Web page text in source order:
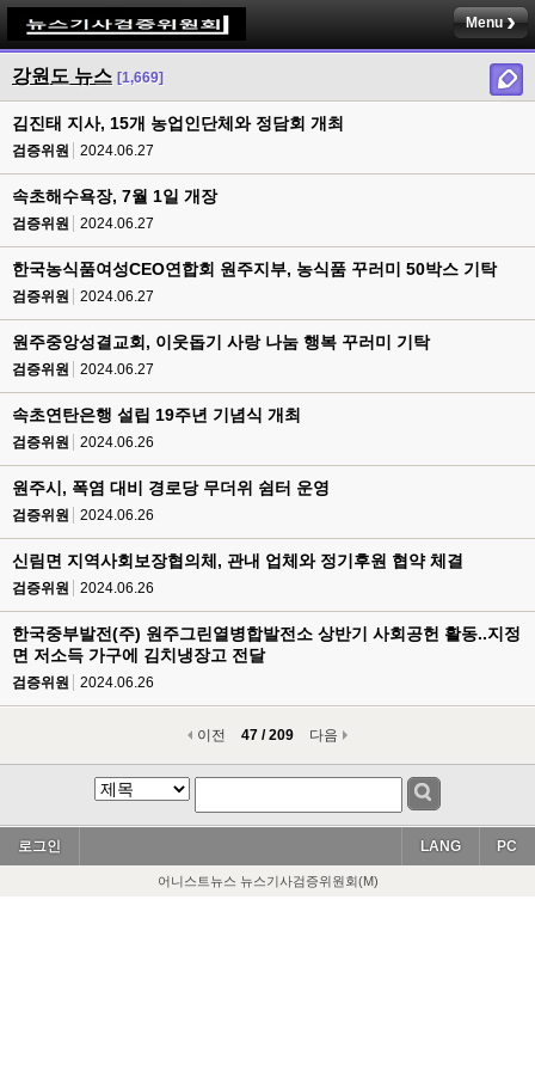
Menu
강원도 뉴스 [1,669]
김진태 지사, 15개 농업인단체와 정담회 개최
검증위원 2024.06.27
속초해수욕장, 7월 1일 개장
검증위원 2024.06.27
한국농식품여성CEO연합회 원주지부, 농식품 꾸러미 50박스 기탁
검증위원 2024.06.27
원주중앙성결교회, 이웃돕기 사랑 나눔 행복 꾸러미 기탁
검증위원 2024.06.27
속초연탄은행 설립 19주년 기념식 개최
검증위원 2024.06.26
원주시, 폭염 대비 경로당 무더위 쉼터 운영
검증위원 2024.06.26
신림면 지역사회보장협의체, 관내 업체와 정기후원 협약 체결
검증위원 2024.06.26
한국중부발전(주) 원주그린열병합발전소 상반기 사회공헌 활동..지정
면 저소득 가구에 김치냉장고 전달
검증위원 2024.06.26
이전 47 / 209 다음
로그인 PC
LANG
어니스트뉴스 뉴스기사검증위원회(M)